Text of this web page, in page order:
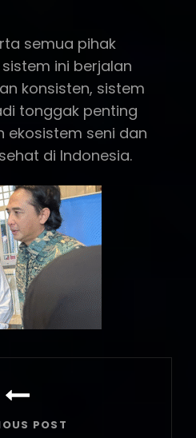
semua pihak
ini berjalan
konsisten, sistem
tonggak penting
seni dan
di Indonesia.
POST